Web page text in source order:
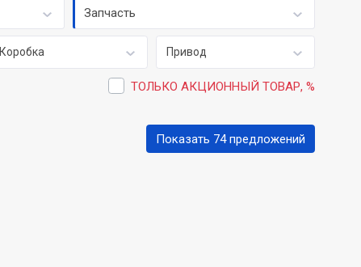
Запчасть
Коробка Привод
ТОЛЬКО АКЦИОННЫЙ ТОВАР, %
Показать 74 предложений